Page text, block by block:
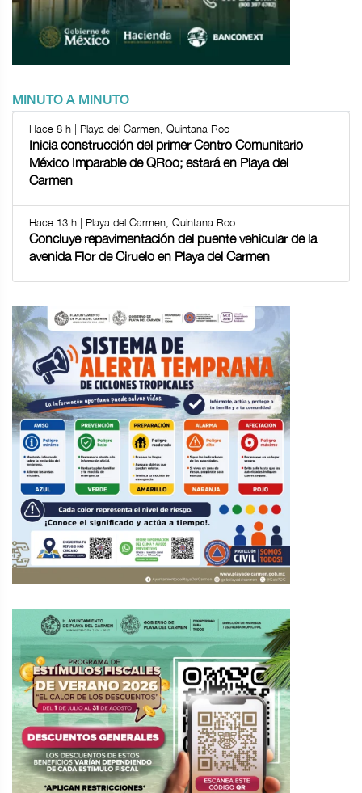
MINUTO A MINUTO
Hace 8 h | Playa del Carmen, Quintana Roo
Inicia construcción del primer Centro Comunitario
México Imparable de QRoo; estará en Playa del
Carmen
Hace 13 h | Playa del Carmen, Quintana Roo
Concluye repavimentación del puente vehicular de la
avenida Flor de Ciruelo en Playa del Carmen